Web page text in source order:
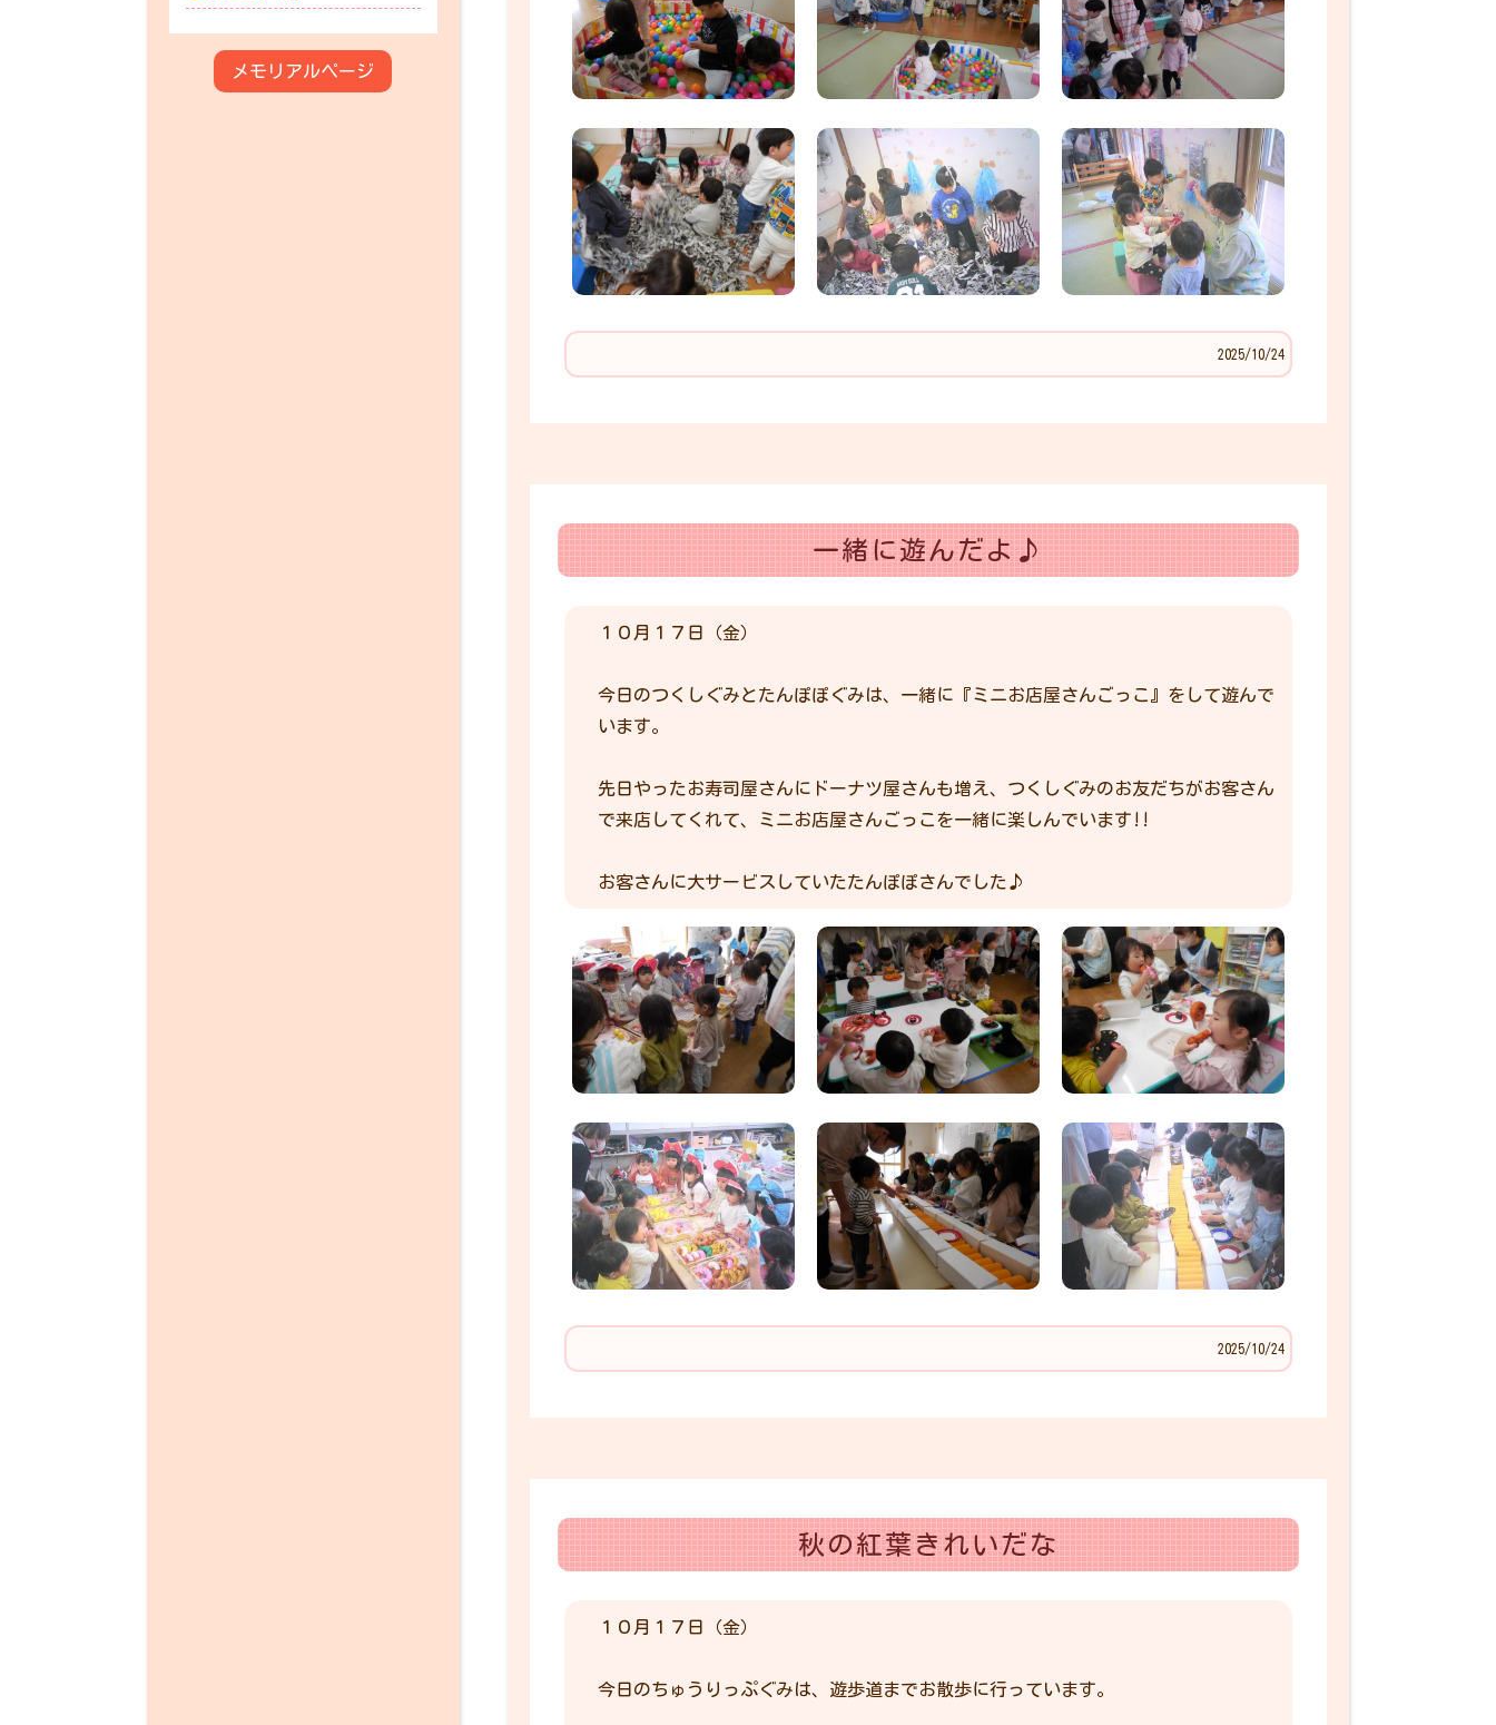
メモリアルページ
2025/10/24
一緒に遊んだよ♪
１０月１７日（金）
今日のつくしぐみとたんぽぽぐみは、一緒に『ミニお店屋さんごっこ』をして遊んで
います。
先日やったお寿司屋さんにドーナツ屋さんも増え、つくしぐみのお友だちがお客さん
で来店してくれて、ミニお店屋さんごっこを一緒に楽しんでいます!!
お客さんに大サービスしていたたんぽぽさんでした♪
2025/10/24
秋の紅葉きれいだな
１０月１７日（金）
今日のちゅうりっぷぐみは、遊歩道までお散歩に行っています。